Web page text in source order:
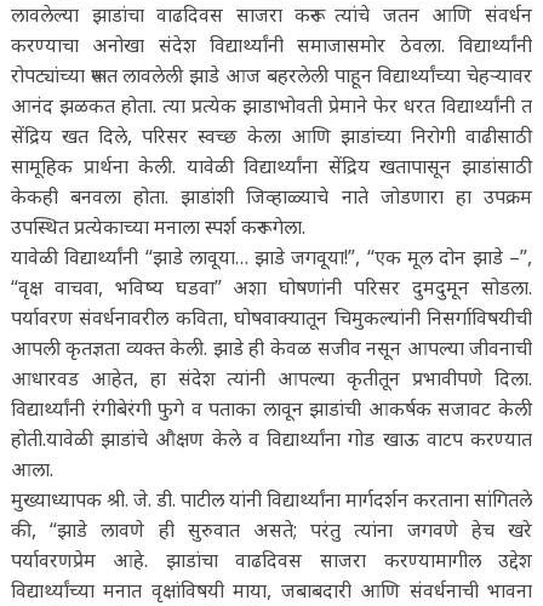
लावलेल्या झाडांचा वाढदिवस साजरा करून त्यांचे जतन आणि संवर्धन
करण्याचा अनोखा संदेश विद्यार्थ्यांनी समाजासमोर ठेवला. विद्यार्थ्यांनी
रोपट्यांच्या रूपात लावलेली झाडे आज बहरलेली पाहून विद्यार्थ्यांच्या चेहऱ्यावर
आनंद झळकत होता. त्या प्रत्येक झाडाभोवती प्रेमाने फेर धरत विद्यार्थ्यांनी त
सेंद्रिय खत दिले, परिसर स्वच्छ केला आणि झाडांच्या निरोगी वाढीसाठी
सामूहिक प्रार्थना केली. यावेळी विद्यार्थ्यांना सेंद्रिय खतापासून झाडांसाठी
केकही बनवला होता. झाडांशी जिव्हाळ्याचे नाते जोडणारा हा उपक्रम
उपस्थित प्रत्येकाच्या मनाला स्पर्श करून गेला.
यावेळी विद्यार्थ्यांनी “झाडे लावूया… झाडे जगवूया!”, “एक मूल दोन झाडे –”,
“वृक्ष वाचवा, भविष्य घडवा” अशा घोषणांनी परिसर दुमदुमून सोडला.
पर्यावरण संवर्धनावरील कविता, घोषवाक्यातून चिमुकल्यांनी निसर्गाविषयीची
आपली कृतज्ञता व्यक्त केली. झाडे ही केवळ सजीव नसून आपल्या जीवनाची
आधारवड आहेत, हा संदेश त्यांनी आपल्या कृतीतून प्रभावीपणे दिला.
विद्यार्थ्यांनी रंगीबेरंगी फुगे व पताका लावून झाडांची आकर्षक सजावट केली
होती.यावेळी झाडांचे औक्षण केले व विद्यार्थ्यांना गोड खाऊ वाटप करण्यात
आला.
मुख्याध्यापक श्री. जे. डी. पाटील यांनी विद्यार्थ्यांना मार्गदर्शन करताना सांगितले
की, “झाडे लावणे ही सुरुवात असते; परंतु त्यांना जगवणे हेच खरे
पर्यावरणप्रेम आहे. झाडांचा वाढदिवस साजरा करण्यामागील उद्देश
विद्यार्थ्यांच्या मनात वृक्षांविषयी माया, जबाबदारी आणि संवर्धनाची भावना